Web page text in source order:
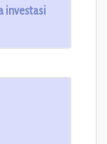
investasi